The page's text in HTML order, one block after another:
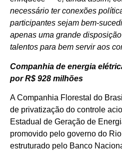
necessário ter conexões
participantes sejam bem-
apenas uma grande
talentos para bem servir aos
Companhia de energia
por R$ 928 milhões
A Companhia Florestal do
de privatização do controle
Estadual de Geração de
promovido pelo governo do
estruturado pelo Banco